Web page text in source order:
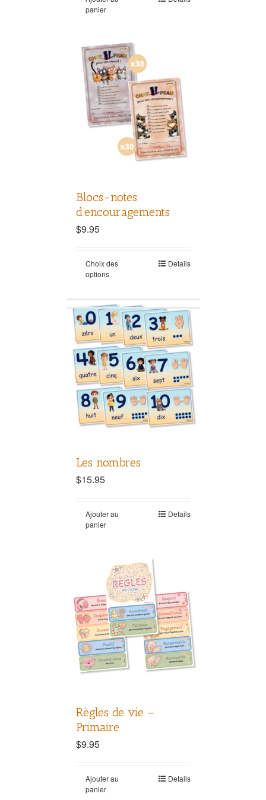
panier
Blocs-notes
d’encouragements
$9.95
Choix des
options
Details
Les nombres
$15.95
Ajouter au
panier
Details
Règles de vie –
Primaire
$9.95
Ajouter au
panier
Details